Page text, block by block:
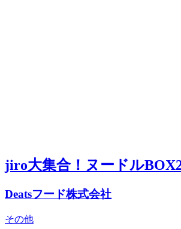
jiro大集合！ヌードル
Deatsフード株式会社
その他